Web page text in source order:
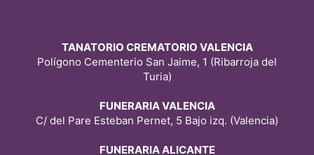
TANATORIO CREMATORIO VALENCIA
Polígono Cementerio San Jaime, 1 (Ribarroja del
Turia)
FUNERARIA VALENCIA
C/ del Pare Esteban Pernet, 5 Bajo izq. (Valencia)
FUNERARIA ALICANTE